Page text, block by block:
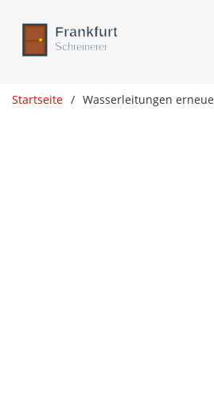
Startseite Wasserleitungen